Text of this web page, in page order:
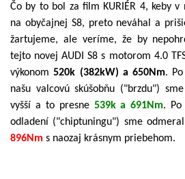
Čo by to bol za film KURIÉR 4, keby v
na obyčajnej S8, preto neváhal a
žartujeme, ale veríme, že by
tejto novej AUDI S8 s motorom 4.0
výkonom520k (382kW) a 650Nm.
našu valcovú skúšobňu ("brzdu")
vyšší a to presne 539k a 691Nm. Po
odladení ("chiptuningu") sme
896Nm s naozaj krásnym priebehom.